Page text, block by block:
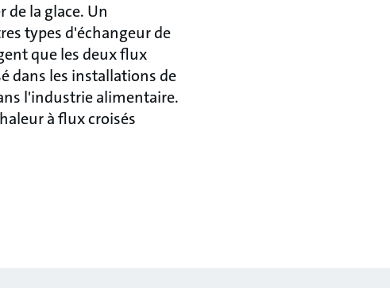
la glace. Un
types d'échangeur de
que les deux flux
dans les installations de
l'industrie alimentaire.
à flux croisés